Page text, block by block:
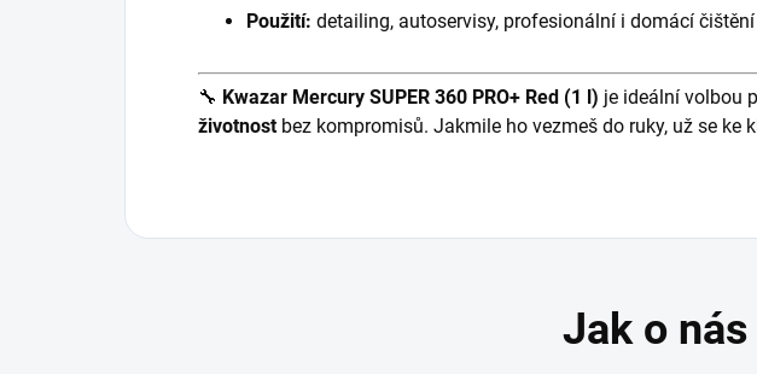
Použití: detailing, autoservisy, profesionální i domácí čištění
🔧 Kwazar Mercury SUPER 360 PRO+ Red (1 l) je ideální volbou
životnostbez kompromisů. Jakmile ho vezmeš do ruky, už se ke